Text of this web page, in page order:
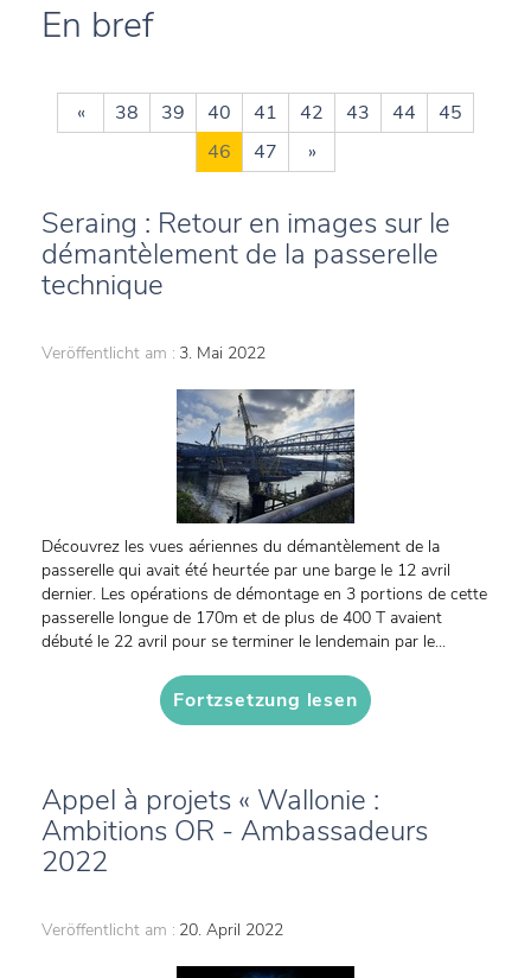
En bref
« 38 39 40 41 42 43 44
45
46
47 »
Seraing : Retour en images sur le
démantèlement de la passerelle
technique
Veröffentlicht am : 3. Mai 2022
Découvrez les vues aériennes du démantèlement de la
passerelle qui avait été heurtée par une barge le 12 avril
dernier. Les opérations de démontage en 3 portions de cette
passerelle longue de 170m et de plus de 400 T avaient
débuté le 22 avril pour se terminer le lendemain par le...
Fortzsetzung lesen
Appel à projets « Wallonie :
Ambitions OR - Ambassadeurs
2022
Veröffentlicht am : 20. April 2022